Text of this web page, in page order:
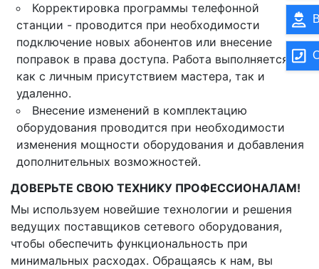
Корректировка программы телефонной
станции - проводится при необходимости
подключение новых абонентов или внесение
поправок в права доступа. Работа выполняется
как с личным присутствием мастера, так и
удаленно.
Внесение изменений в комплектацию
оборудования проводится при необходимости
изменения мощности оборудования и добавления
дополнительных возможностей.
ДОВЕРЬТЕ СВОЮ ТЕХНИКУ ПРОФЕССИОНАЛАМ!
Мы используем новейшие технологии и решения
ведущих поставщиков сетевого оборудования,
чтобы обеспечить функциональность при
минимальных расходах. Обращаясь к нам, вы